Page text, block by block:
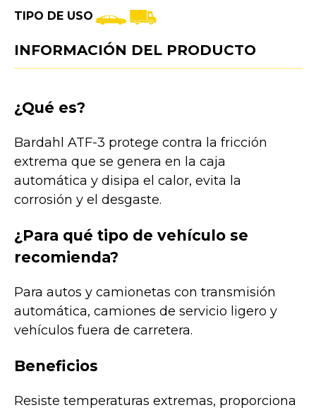
TIPO DE USO
INFORMACIÓN DEL PRODUCTO
¿Qué es?
Bardahl ATF-3 protege contra la fricción
extrema que se genera en la caja
automática y disipa el calor, evita la
corrosión y el desgaste.
¿Para qué tipo de vehículo se
recomienda?
Para autos y camionetas con transmisión
automática, camiones de servicio ligero y
vehículos fuera de carretera.
Beneficios
Resiste temperaturas extremas, proporciona